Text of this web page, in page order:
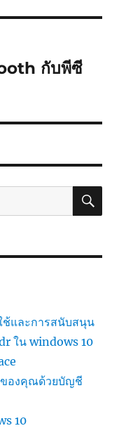
กับพีซี
ค้น
และการสนับสนุน
ใน windows 10
องคุณด้วยบัญชี
10